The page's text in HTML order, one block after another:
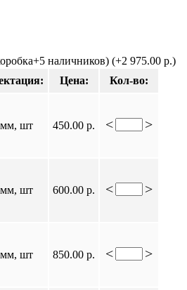
наличников) (+2 975.00 р.)
Цена: Кол-во:
мм, шт 450.00 р. < >
мм, шт 600.00 р. < >
мм, шт 850.00 р. < >